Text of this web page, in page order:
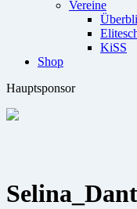
Vereine
KiSS
Shop
Hauptsponsor